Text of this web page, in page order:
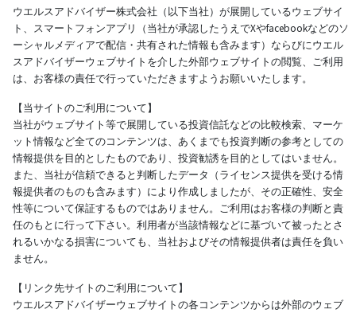
ウエルスアドバイザー株式会社（以下当社）が展開しているウェブサイ
ト、スマートフォンアプリ（当社が承認したうえでXやfacebookなどのソ
ーシャルメディアで配信・共有された情報も含みます）ならびにウエル
スアドバイザーウェブサイトを介した外部ウェブサイトの閲覧、ご利用
は、お客様の責任で行っていただきますようお願いいたします。
【当サイトのご利用について】
当社がウェブサイト等で展開している投資信託などの比較検索、マーケ
ット情報など全てのコンテンツは、あくまでも投資判断の参考としての
情報提供を目的としたものであり、投資勧誘を目的としてはいません。
また、当社が信頼できると判断したデータ（ライセンス提供を受ける情
報提供者のものも含みます）により作成しましたが、その正確性、安全
性等について保証するものではありません。ご利用はお客様の判断と責
任のもとに行って下さい。利用者が当該情報などに基づいて被ったとさ
れるいかなる損害についても、当社およびその情報提供者は責任を負い
ません。
【リンク先サイトのご利用について】
ウエルスアドバイザーウェブサイトの各コンテンツからは外部のウェブ